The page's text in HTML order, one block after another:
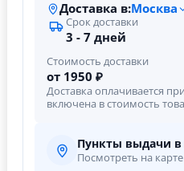
Доставка в:Москва
Срок доставки
3 - 7 дней
Стоимость доставки
от 1950 ₽
Доставка оплачивается
включена в стоимость
Пункты выдачи в
Посмотреть на карте